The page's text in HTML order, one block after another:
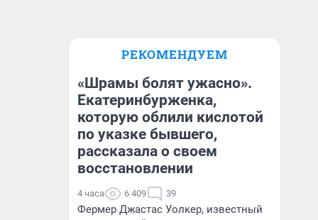
РЕКОМЕНДУЕМ
«Шрамы болят ужасно».
Екатеринбурженка,
которую облили кислотой
по указке бывшего,
рассказала о своем
восстановлении
4 часа 6 409 39
Фермер Джастас Уолкер, известный